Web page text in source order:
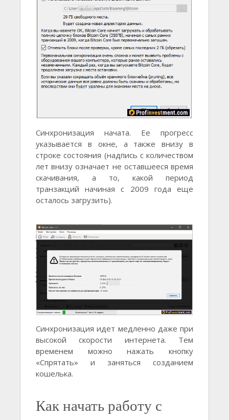
Синхронизация начата. Ее прогресс
указывается в окне, а также внизу в
строке состояния (надпись с количеством
лет внизу означает не оставшееся время
скачивания, а то, какой период
транзакций начиная с 2009 года еще
осталось загрузить).
Синхронизация идет медленно даже при
высокой скорости интернета. Тем
временем можно нажать кнопку
«Спрятать» и заняться созданием
кошелька.
Как начать работу с